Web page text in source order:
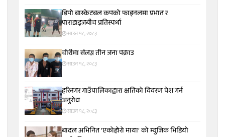
डिपो बास्केटबल कपको फाइनलमा प्रभात र
पाराडाइजबीच प्रतिस्पर्धा
साउन १८, २०८३
चोरीमा संलग्न तीन जना पक्राउ
साउन १८, २०८३
हरिनगर गाउँपालिकाद्वारा क्षतिको विवरण पेश गर्न
अनुरोध
साउन १८, २०८३
बादल अभिनित ‘एकोहोरो माया’ को म्युजिक भिडियो